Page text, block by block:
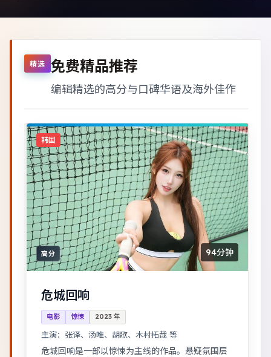
精选 免费精品推荐
编辑精选的高分与口碑华语及海外佳作
韩国
高分 94分钟
危城回响
电影 惊悚 2023 年
主演： 张译、汤唯、胡歌、木村拓哉 等
危城回响是一部以惊悚为主线的作品。悬疑氛围层